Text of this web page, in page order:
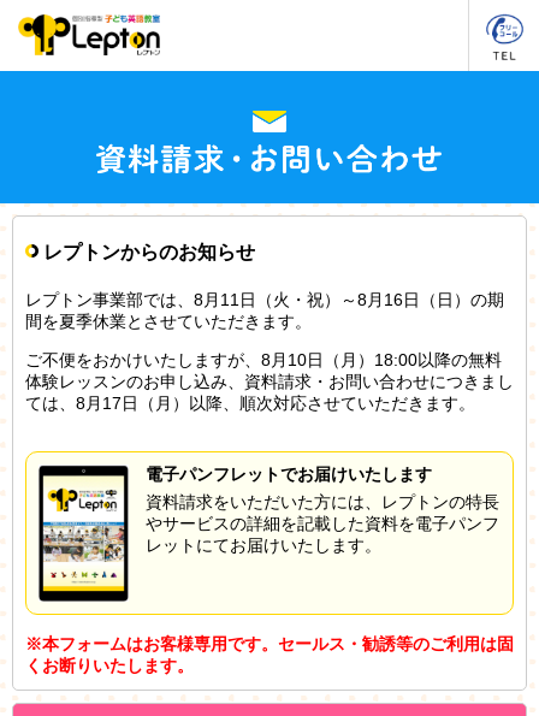
レプトンからのお知らせ
レプトン事業部では、8月11日（火・祝）～8月16日（日）の期
間を夏季休業とさせていただきます。
ご不便をおかけいたしますが、8月10日（月）18:00以降の無料
体験レッスンのお申し込み、資料請求・お問い合わせにつきまし
ては、8月17日（月）以降、順次対応させていただきます。
電子パンフレットでお届けいたします
資料請求をいただいた方には、レプトンの特長
やサービスの詳細を記載した資料を電子パンフ
レットにてお届けいたします。
※本フォームはお客様専用です。セールス・勧誘等のご利用は固
くお断りいたします。